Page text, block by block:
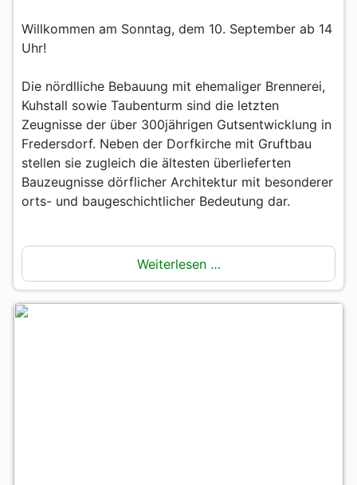
Willkommen am Sonntag, dem 10. September ab 14
Uhr!
Die nördlliche Bebauung mit ehemaliger Brennerei,
Kuhstall sowie Taubenturm sind die letzten
Zeugnisse der über 300jährigen Gutsentwicklung in
Fredersdorf. Neben der Dorfkirche mit Gruftbau
stellen sie zugleich die ältesten überlieferten
Bauzeugnisse dörflicher Architektur mit besonderer
orts- und baugeschichtlicher Bedeutung dar.
Weiterlesen …